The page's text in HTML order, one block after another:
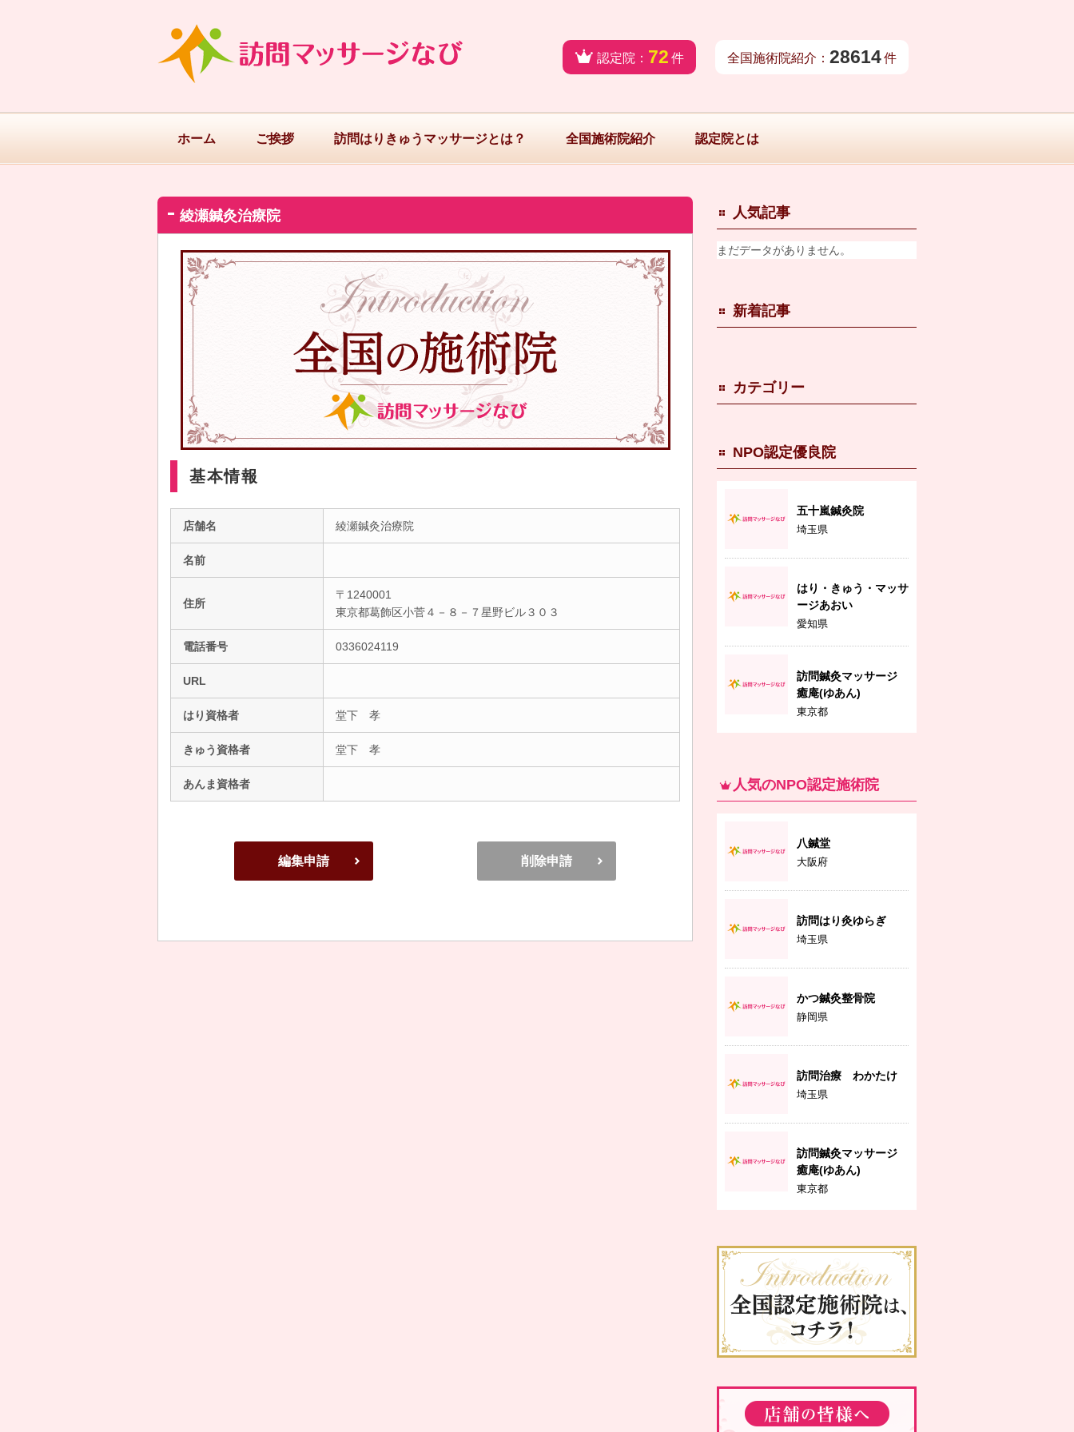
認定院： 72 件 全国施術院紹介： 28614件
ホーム ご挨拶 訪問はりきゅうマッサージとは？ 全国施術院紹介 認定院とは
綾瀬鍼灸治療院
基本情報
店舗名 綾瀬鍼灸治療院
名前
住所
〒1240001
東京都葛飾区小菅４－８－７星野ビル３０３
電話番号 0336024119
URL
はり資格者 堂下 孝
きゅう資格者 堂下 孝
あんま資格者
編集申請 削除申請
人気記事
まだデータがありません。
新着記事
カテゴリー
NPO認定優良院
五十嵐鍼灸院
埼玉県
はり・きゅう・マッサ
ージあおい
愛知県
訪問鍼灸マッサージ
癒庵(ゆあん)
東京都
人気のNPO認定施術院
八鍼堂
大阪府
訪問はり灸ゆらぎ
埼玉県
かつ鍼灸整骨院
静岡県
訪問治療 わかたけ
埼玉県
訪問鍼灸マッサージ
癒庵(ゆあん)
東京都